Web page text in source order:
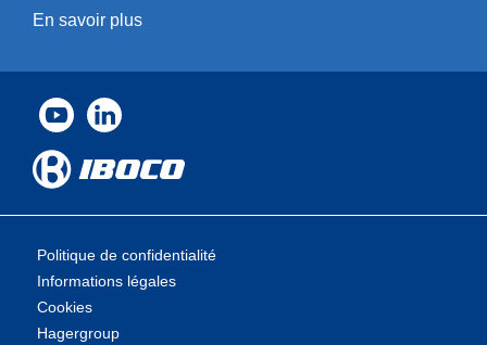
En savoir plus
Politique de confidentialité
Informations légales
Cookies
Hagergroup